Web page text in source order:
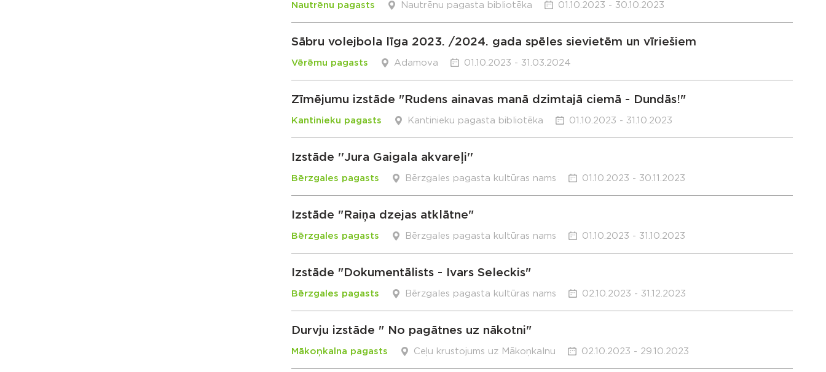
Nautrēnu pagasts Nautrēnu pagasta bibliotēka 01.10.2023 - 30.10.2023
Sābru volejbola līga 2023. /2024. gada spēles sievietēm un vīriešiem
Vērēmu pagasts Adamova 01.10.2023 - 31.03.2024
Zīmējumu izstāde "Rudens ainavas manā dzimtajā ciemā - Dundās!"
Kantinieku pagasts Kantinieku pagasta bibliotēka 01.10.2023 - 31.10.2023
Izstāde ''Jura Gaigala akvareļi''
Bērzgales pagasts Bērzgales pagasta kultūras nams 01.10.2023 - 30.11.2023
Izstāde "Raiņa dzejas atklātne"
Bērzgales pagasts Bērzgales pagasta kultūras nams 01.10.2023 - 31.10.2023
Izstāde "Dokumentālists - Ivars Seleckis"
Bērzgales pagasts Bērzgales pagasta kultūras nams 02.10.2023 - 31.12.2023
Durvju izstāde " No pagātnes uz nākotni"
Mākoņkalna pagasts Ceļu krustojums uz Mākoņkalnu 02.10.2023 - 29.10.2023